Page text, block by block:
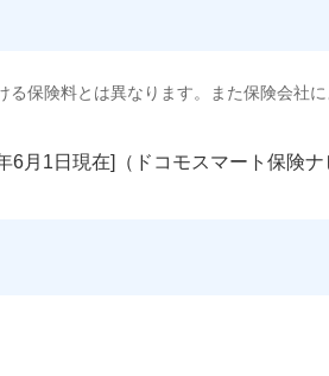
保険料とは異なります。また保険会社
月 日現在]（ドコモスマート保険ナ